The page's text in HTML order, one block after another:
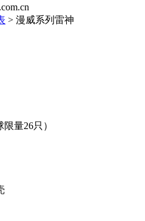
> 漫威系列雷神
量26只）